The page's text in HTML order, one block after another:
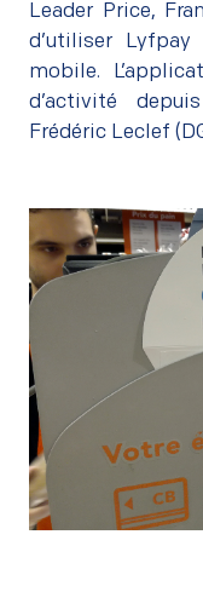
Leader Price,
d’utiliser
mobile.
d’activité
Frédéric Leclef